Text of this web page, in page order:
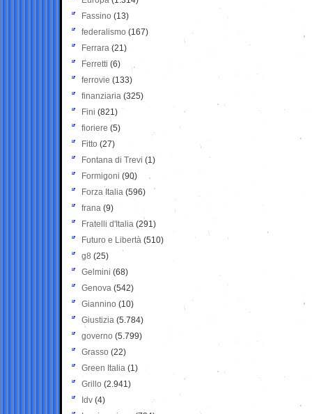
Fassino (13)
federalismo (167)
Ferrara (21)
Ferretti (6)
ferrovie (133)
finanziaria (325)
Fini (821)
fioriere (5)
Fitto (27)
Fontana di Trevi (1)
Formigoni (90)
Forza Italia (596)
frana (9)
Fratelli d'Italia (291)
Futuro e Libertà (510)
g8 (25)
Gelmini (68)
Genova (542)
Giannino (10)
Giustizia (5.784)
governo (5.799)
Grasso (22)
Green Italia (1)
Grillo (2.941)
Idv (4)